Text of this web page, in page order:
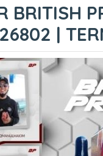
BRITISH
|